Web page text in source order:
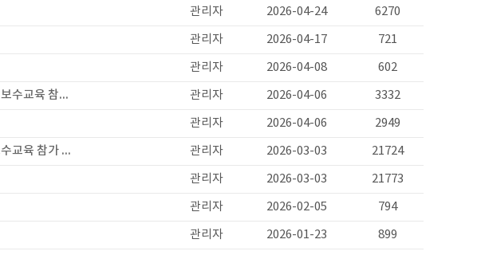
관리자 2026-04-24 6270
관리자 2026-04-17 721
관리자 2026-04-08 602
수교육 참... 관리자 2026-04-06 3332
관리자 2026-04-06 2949
교육 참가 ... 관리자 2026-03-03 21724
관리자 2026-03-03 21773
관리자 2026-02-05 794
관리자 2026-01-23 899